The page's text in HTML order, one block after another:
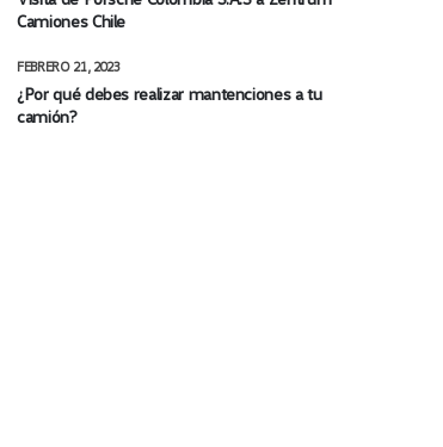
Camiones Chile
¿Por qué debes realizar mantenciones a tu
camión?
FEBRERO 21, 2023